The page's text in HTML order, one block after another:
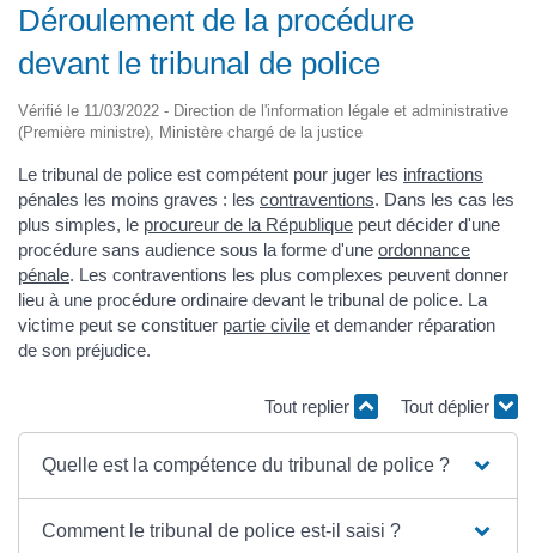
Déroulement de la procédure
devant le tribunal de police
Vérifié le 11/03/2022 - Direction de l'information légale et administrative
(Première ministre), Ministère chargé de la justice
Le tribunal de police est compétent pour juger les infractions
pénales les moins graves : les contraventions. Dans les cas les
plus simples, le procureur de la République peut décider d'une
procédure sans audience sous la forme d'une ordonnance
pénale. Les contraventions les plus complexes peuvent donner
lieu à une procédure ordinaire devant le tribunal de police. La
victime peut se constituer partie civile et demander réparation
de son préjudice.
Tout replier Tout déplier
Quelle est la compétence du tribunal de police ?
Comment le tribunal de police est-il saisi ?